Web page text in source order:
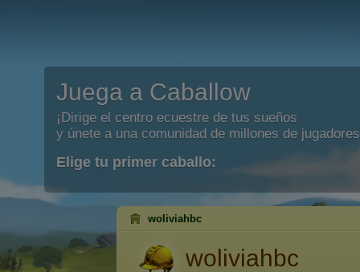
Juega a Caballow
¡Dirige el centro ecuestre de tus sueños
y únete a una comunidad de millones de
Elige tu primer caballo:
woliviahbc
woliviahbc